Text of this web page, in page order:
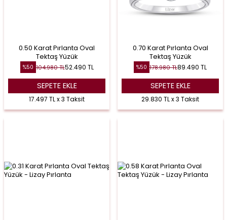
0.50 Karat Pırlanta Oval
Tektaş Yüzük
%50 104.980TL52.490 TL
SEPETE EKLE
17.497 TL x 3 Taksit
0.70 Karat Pırlanta Oval
Tektaş Yüzük
%50 178.980TL89.490 TL
SEPETE EKLE
29.830 TL x 3 Taksit